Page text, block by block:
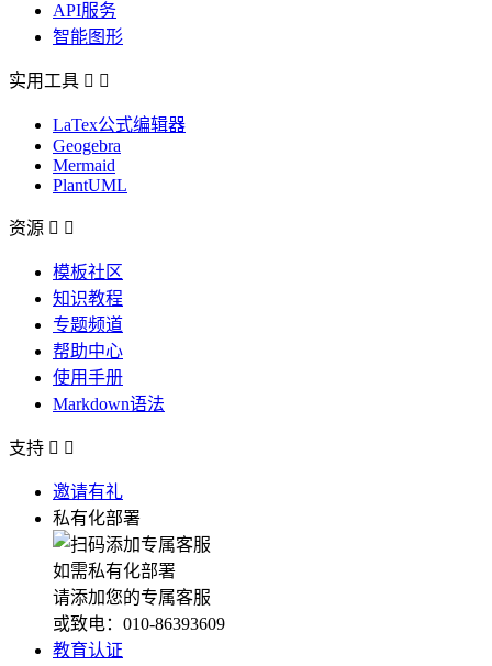
API服务
智能图形
实用工具  
LaTex公式编辑器
Geogebra
Mermaid
PlantUML
资源  
模板社区
知识教程
专题频道
帮助中心
使用手册
Markdown语法
支持  
邀请有礼
私有化部署
如需私有化部署
请添加您的专属客服
或致电：010-86393609
教育认证